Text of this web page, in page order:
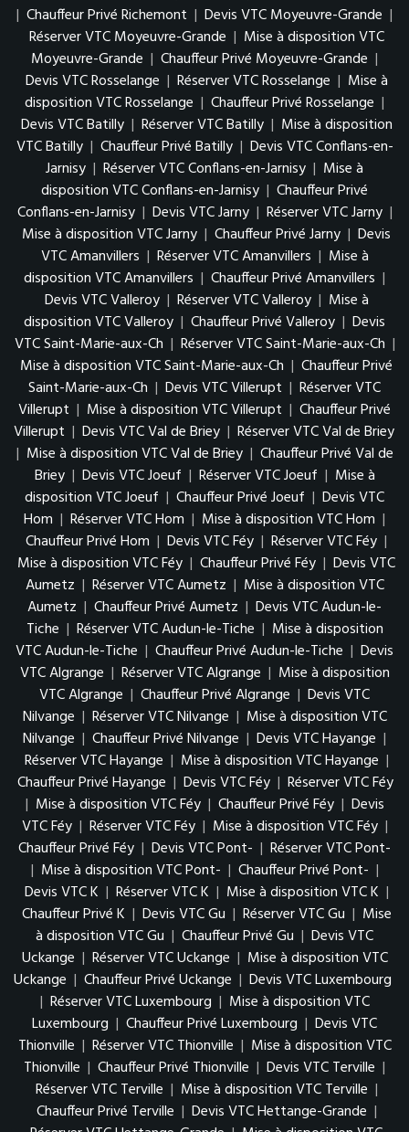
| Chauffeur Privé Richemont | Devis VTC Moyeuvre-Grande |
Réserver VTC Moyeuvre-Grande | Mise à disposition VTC
Moyeuvre-Grande | Chauffeur Privé Moyeuvre-Grande |
Devis VTC Rosselange | Réserver VTC Rosselange | Mise à
disposition VTC Rosselange | Chauffeur Privé Rosselange |
Devis VTC Batilly | Réserver VTC Batilly | Mise à disposition
VTC Batilly | Chauffeur Privé Batilly | Devis VTC Conflans-en-
Jarnisy | Réserver VTC Conflans-en-Jarnisy | Mise à
disposition VTC Conflans-en-Jarnisy | Chauffeur Privé
Conflans-en-Jarnisy | Devis VTC Jarny | Réserver VTC Jarny |
Mise à disposition VTC Jarny | Chauffeur Privé Jarny | Devis
VTC Amanvillers | Réserver VTC Amanvillers | Mise à
disposition VTC Amanvillers | Chauffeur Privé Amanvillers |
Devis VTC Valleroy | Réserver VTC Valleroy | Mise à
disposition VTC Valleroy | Chauffeur Privé Valleroy | Devis
VTC Saint-Marie-aux-Ch | Réserver VTC Saint-Marie-aux-Ch |
Mise à disposition VTC Saint-Marie-aux-Ch | Chauffeur Privé
Saint-Marie-aux-Ch | Devis VTC Villerupt | Réserver VTC
Villerupt | Mise à disposition VTC Villerupt | Chauffeur Privé
Villerupt | Devis VTC Val de Briey | Réserver VTC Val de Briey
| Mise à disposition VTC Val de Briey | Chauffeur Privé Val de
Briey | Devis VTC Joeuf | Réserver VTC Joeuf | Mise à
disposition VTC Joeuf | Chauffeur Privé Joeuf | Devis VTC
Hom | Réserver VTC Hom | Mise à disposition VTC Hom |
Chauffeur Privé Hom | Devis VTC Féy | Réserver VTC Féy |
Mise à disposition VTC Féy | Chauffeur Privé Féy | Devis VTC
Aumetz | Réserver VTC Aumetz | Mise à disposition VTC
Aumetz | Chauffeur Privé Aumetz | Devis VTC Audun-le-
Tiche | Réserver VTC Audun-le-Tiche | Mise à disposition
VTC Audun-le-Tiche | Chauffeur Privé Audun-le-Tiche | Devis
VTC Algrange | Réserver VTC Algrange | Mise à disposition
VTC Algrange | Chauffeur Privé Algrange | Devis VTC
Nilvange | Réserver VTC Nilvange | Mise à disposition VTC
Nilvange | Chauffeur Privé Nilvange | Devis VTC Hayange |
Réserver VTC Hayange | Mise à disposition VTC Hayange |
Chauffeur Privé Hayange | Devis VTC Féy | Réserver VTC Féy
| Mise à disposition VTC Féy | Chauffeur Privé Féy | Devis
VTC Féy | Réserver VTC Féy | Mise à disposition VTC Féy |
Chauffeur Privé Féy | Devis VTC Pont- | Réserver VTC Pont-
| Mise à disposition VTC Pont- | Chauffeur Privé Pont- |
Devis VTC K | Réserver VTC K | Mise à disposition VTC K |
Chauffeur Privé K | Devis VTC Gu | Réserver VTC Gu | Mise
à disposition VTC Gu | Chauffeur Privé Gu | Devis VTC
Uckange | Réserver VTC Uckange | Mise à disposition VTC
Uckange | Chauffeur Privé Uckange | Devis VTC Luxembourg
| Réserver VTC Luxembourg | Mise à disposition VTC
Luxembourg | Chauffeur Privé Luxembourg | Devis VTC
Thionville | Réserver VTC Thionville | Mise à disposition VTC
Thionville | Chauffeur Privé Thionville | Devis VTC Terville |
Réserver VTC Terville | Mise à disposition VTC Terville |
Chauffeur Privé Terville | Devis VTC Hettange-Grande |